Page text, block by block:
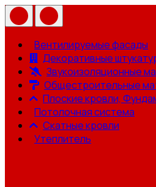
Вентилируемые фасады
Декоративные
Звукоизоляционные
Общестроительные
Плоские кровли,
Потолочная система
Скатные кровли
Утеплитель